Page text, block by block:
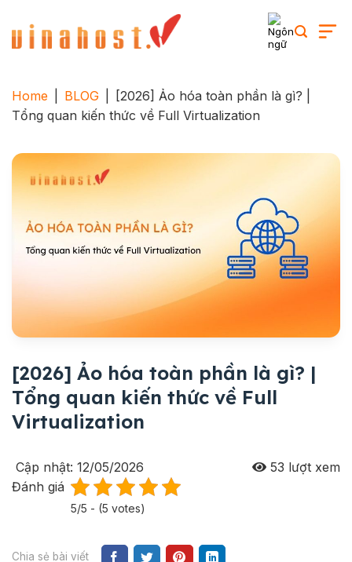
content
Home BLOG
[2026] Ảo hóa toàn phần là gì? |
Tổng quan kiến thức về Full Virtualization
[2026] Ảo hóa toàn phần là gì? |
Tổng quan kiến thức về Full
Virtualization
Cập nhật: 12/05/2026 53 lượt xem
Đánh giá
5/5 - (5 votes)
Chia sẻ bài viết